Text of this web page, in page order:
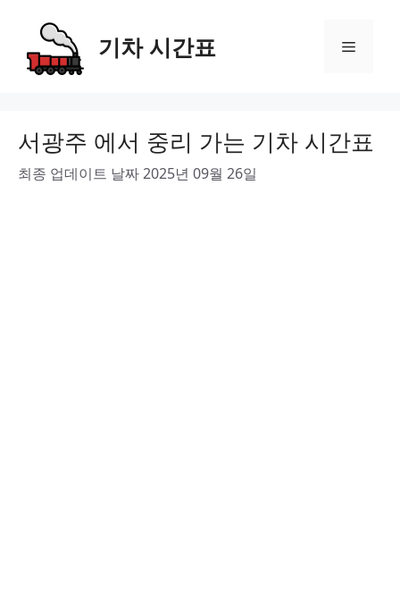
content
기차 시간표 Menu
서광주 에서 중리 가는 기차 시간표
최종 업데이트 날짜 2025년 09월 26일